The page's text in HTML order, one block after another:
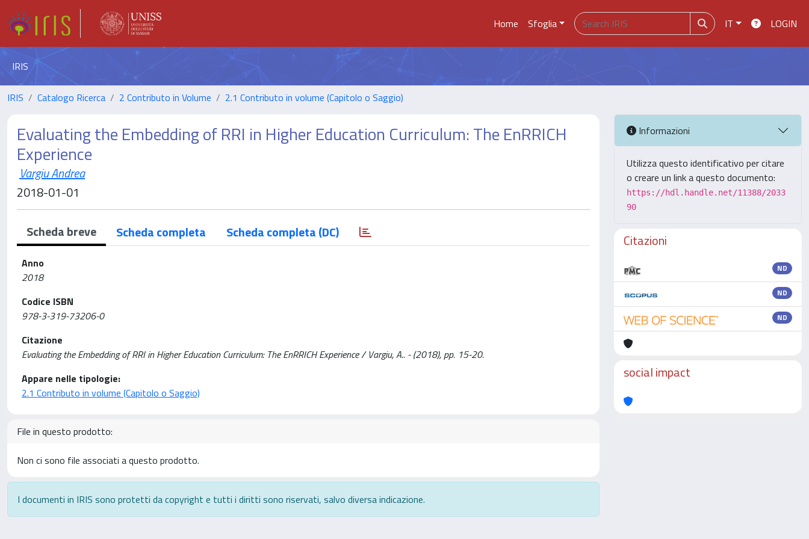
Home Sfoglia IT LOGIN
IRIS
IRIS Catalogo Ricerca 2 Contributo in Volume 2.1 Contributo in volume (Capitolo o Saggio)
Evaluating the Embedding of RRI in Higher Education Curriculum: The EnRRICH
Experience
Vargiu Andrea
2018-01-01
Scheda breve Scheda completa Scheda completa (DC)
Anno
2018
Codice ISBN
978-3-319-73206-0
Citazione
Evaluating the Embedding of RRI in Higher Education Curriculum: The EnRRICH Experience / Vargiu, A.. - (2018), pp. 15-20.
Appare nelle tipologie:
2.1 Contributo in volume (Capitolo o Saggio)
File in questo prodotto:
Non ci sono file associati a questo prodotto.
I documenti in IRIS sono protetti da copyright e tutti i diritti sono riservati, salvo diversa indicazione.
Informazioni
Utilizza questo identificativo per citare
o creare un link a questo documento:
https://hdl.handle.net/11388/2033
90
Citazioni
ND
ND
ND
social impact